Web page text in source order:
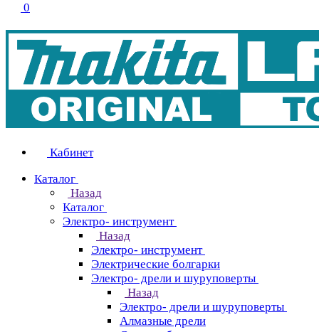
0
Кабинет
Каталог
Назад
Каталог
Электро- инструмент
Назад
Электро- инструмент
Электрические болгарки
Электро- дрели и шуруповерты
Назад
Электро- дрели и шуруповерты
Алмазные дрели